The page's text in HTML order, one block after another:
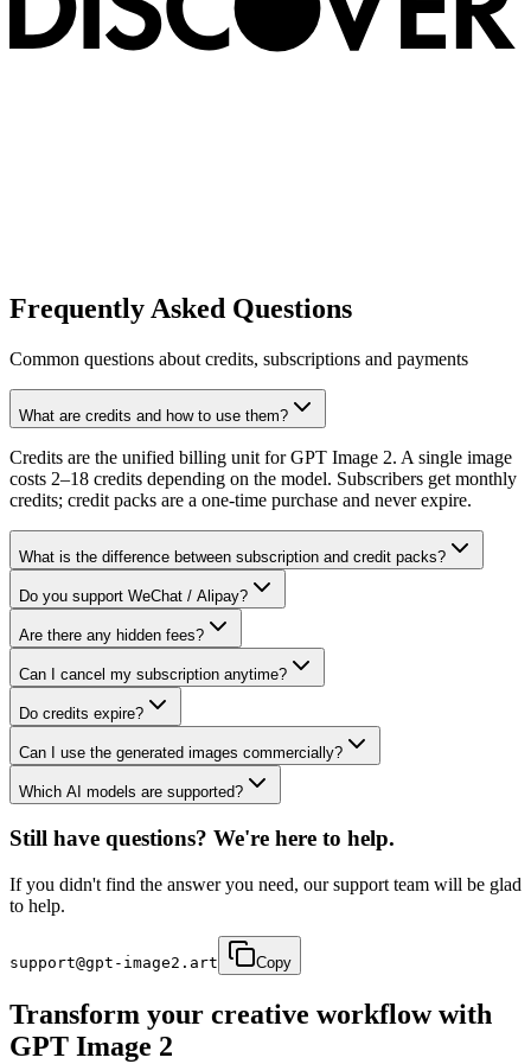
Frequently Asked Questions
Common questions about credits, subscriptions and payments
What are credits and how to use them?
Credits are the unified billing unit for GPT Image 2. A single image
costs 2–18 credits depending on the model. Subscribers get monthly
credits; credit packs are a one-time purchase and never expire.
What is the difference between subscription and credit packs?
Do you support WeChat / Alipay?
Are there any hidden fees?
Can I cancel my subscription anytime?
Do credits expire?
Can I use the generated images commercially?
Which AI models are supported?
Still have questions? We're here to help.
If you didn't find the answer you need, our support team will be glad
to help.
support@gpt-image2.art Copy
Transform your creative workflow with
GPT Image 2